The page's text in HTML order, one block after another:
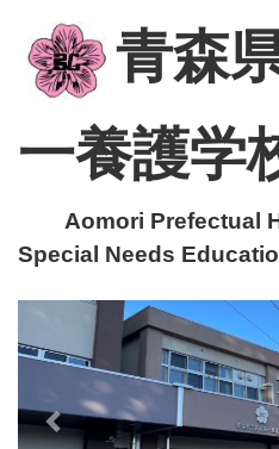
青森
一養護学
Aomori Prefectual
Special Needs
r
v